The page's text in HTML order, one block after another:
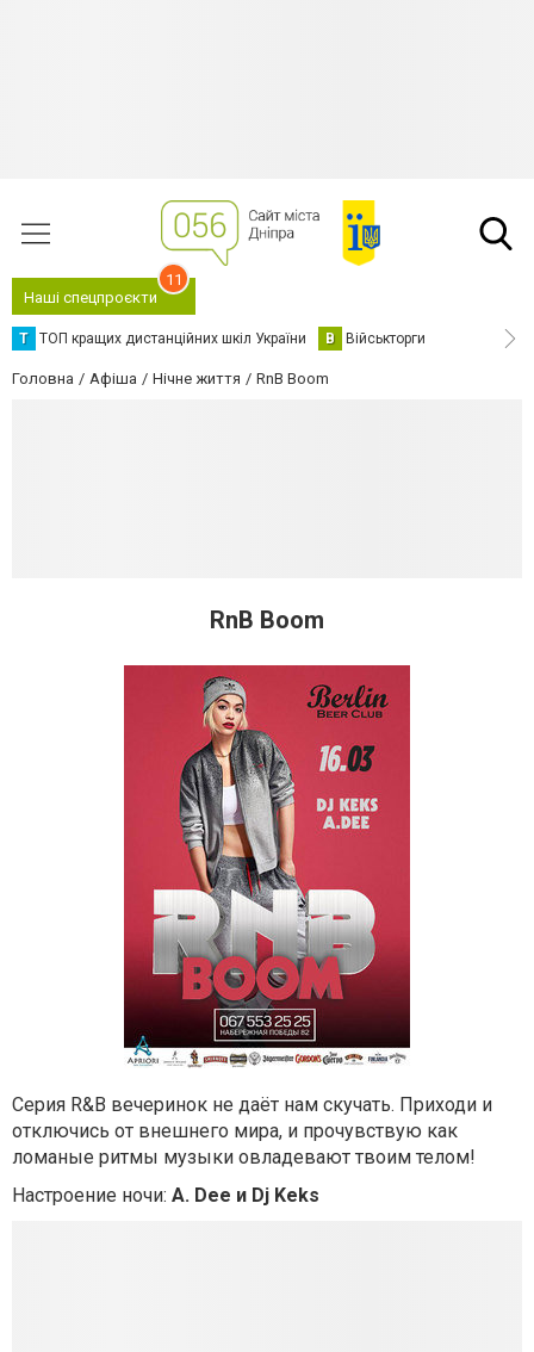
Наші спецпроєкти
11
Т ТОП кращих дистанційних шкіл України В Військторги
Головна Афіша Нічне життя RnB Boom
RnB Boom
Серия R&B вечеринок не даёт нам скучать. Приходи и
отключись от внешнего мира, и прочувствую как
ломаные ритмы музыки овладевают твоим телом!
Настроение ночи: A. Dee и Dj Keks